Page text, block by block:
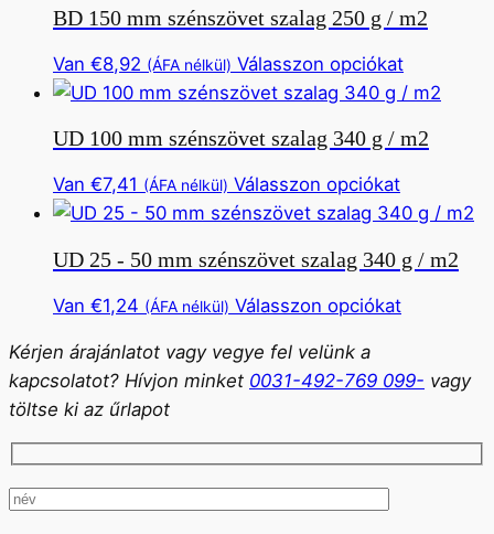
az
a
több
változata
van.
az
a
BD 150 mm szénszövet szalag 250 g / m2
Van €8,92 (ÁFA nélkül) Válasszon opciókatEnnek
a
több
van.
az
UD 100 mm szénszövet szalag 340 g / m2
Van €7,41 (ÁFA nélkül) Válasszon opciókatEnnek
a
több
változata
az
a
UD 25 - 50 mm szénszövet szalag 340 g / m2
Van €1,24 (ÁFA nélkül) Válasszon opciókatEnnek
több
van.
Kérjen árajánlatot vagy vegye fel velünk a
kapcsolatot? Hívjon minket 0031-492-769 099- vagy
töltse ki az űrlapot